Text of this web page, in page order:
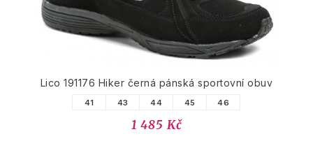
Lico 191176 Hiker černá pánská sportovní obuv
41 43 44 45 46
1 485 Kč